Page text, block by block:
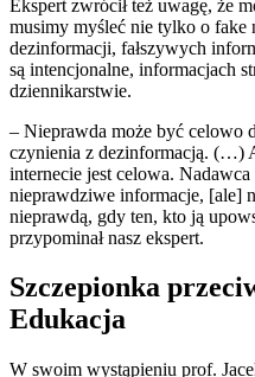
Ekspert zwrócił też uwagę, że
musimy myśleć nie tylko o fake
dezinformacji, fałszywych
są intencjonalne, informacjach
dziennikarstwie.
– Nieprawda może być celowo
czynienia z dezinformacją. (…)
internecie jest celowa.
nieprawdziwe informacje, [ale]
nieprawdą, gdy ten, kto ją
przypominał nasz ekspert.
Szczepionka
Edukacja
W swoim wystąpieniu prof.